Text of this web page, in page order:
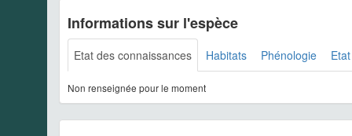
Informations sur l'espèce
Etat des connaissances Habitats Phénologie
Non renseignée pour le moment